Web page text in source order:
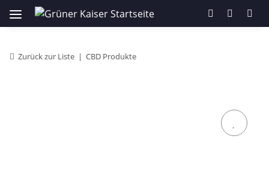
Zurück zur Liste CBD Produkte